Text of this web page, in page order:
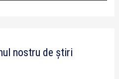
nostru de știri